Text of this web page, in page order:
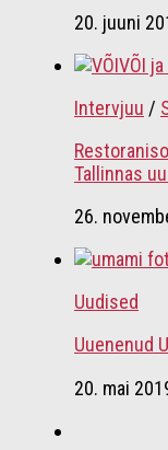
20. juuni
Intervjuu /
Tallinnas
26.
Uudised
Uuenenud
20. mai